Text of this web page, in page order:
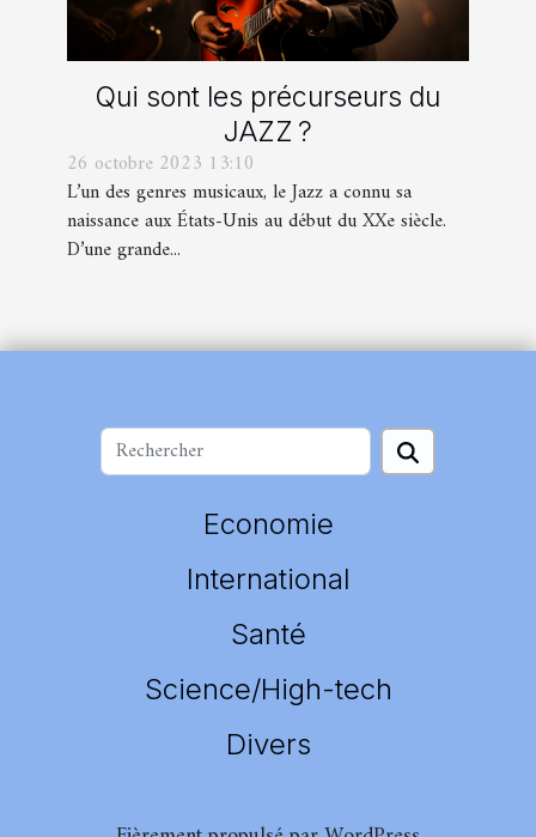
Qui sont les précurseurs du
JAZZ ?
26 octobre 2023 13:10
L’un des genres musicaux, le Jazz a connu sa
naissance aux États-Unis au début du XXe siècle.
D’une grande...
Economie
International
Santé
Science/High-tech
Divers